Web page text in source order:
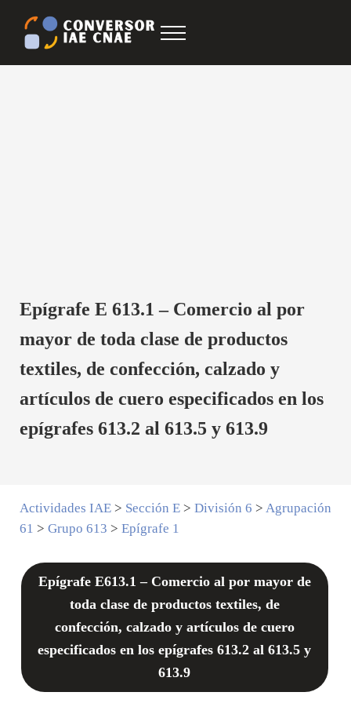
Conversor IAE CNAE
Menu
Epígrafe E 613.1 – Comercio al por
mayor de toda clase de productos
textiles, de confección, calzado y
artículos de cuero especificados en los
epígrafes 613.2 al 613.5 y 613.9
Actividades IAE> Sección E> División 6 > Agrupación
61 > Grupo 613 > Epígrafe 1
Epígrafe E613.1 – Comercio al por mayor de
toda clase de productos textiles, de
confección, calzado y artículos de cuero
especificados en los epígrafes 613.2 al 613.5 y
613.9